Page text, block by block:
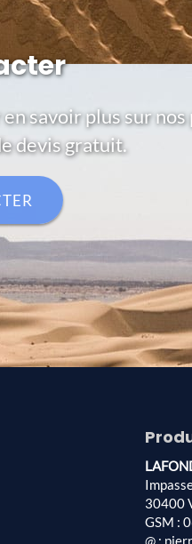
savoir plus sur
devis gratuit.
30400
GSM :
@ :